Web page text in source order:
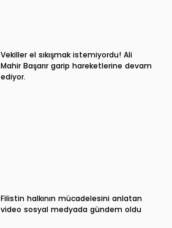
Vekiller el sıkışmak istemiyordu! Ali
Mahir Başarır garip hareketlerine devam
ediyor.
Filistin halkının mücadelesini anlatan
video sosyal medyada gündem oldu